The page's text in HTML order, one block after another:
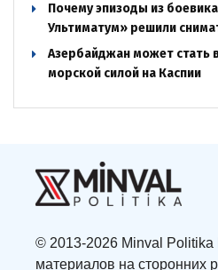
Почему эпизоды из
Ультиматум» решили
Азербайджан может стать
морской силой на Каспии
© 2013-2026 Minval
материалов на сторонних